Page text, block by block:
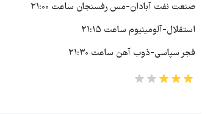
صنعت نفت آبادان-مس رفسنجان ساعت ۲۱:۰۰
استقلال-آلومینیوم ساعت ۲۱:۱۵
فجر سپاسی-ذوب آهن ساعت ۲۱:۳۰